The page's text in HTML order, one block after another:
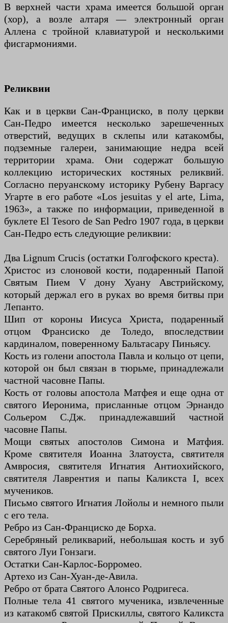
В верхней части храма имеется большой орган
(хор), а возле алтаря — электронный орган
Аллена с тройной клавиатурой и несколькими
фисгармониями.
Реликвии
Как и в церкви Сан-Франциско, в полу церкви
Сан-Педро имеется несколько зарешеченных
отверстий, ведущих в склепы или катакомбы,
подземные галереи, занимающие недра всей
территории храма. Они содержат большую
коллекцию исторических костяных реликвий.
Согласно перуанскому историку Рубену Варгасу
Угарте в его работе «Los jesuitas y el arte, Lima,
1963», а также по информации, приведенной в
буклете El Tesoro de San Pedro 1907 года, в церкви
Сан-Педро есть следующие реликвии:
Два Lignum Crucis (остатки Голгофского креста).
Христос из слоновой кости, подаренный Папой
Святым Пием V дону Хуану Австрийскому,
который держал его в руках во время битвы при
Лепанто.
Шип от короны Иисуса Христа, подаренный
отцом Франсиско де Толедо, впоследствии
кардиналом, поверенному Бальтасару Пиньясу.
Кость из голени апостола Павла и кольцо от цепи,
которой он был связан в тюрьме, принадлежали
частной часовне Папы.
Кость от головы апостола Матфея и еще одна от
святого Иеронима, присланные отцом Эрнандо
Сольером С.Дж. принадлежавший частной
часовне Папы.
Мощи святых апостолов Симона и Матфия.
Кроме святителя Иоанна Златоуста, святителя
Амвросия, святителя Игнатия Антиохийского,
святителя Лаврентия и папы Каликста I, всех
мучеников.
Письмо святого Игнатия Лойолы и немного пыли
с его тела.
Ребро из Сан-Франциско де Борха.
Серебряный реликварий, небольшая кость и зуб
святого Луи Гонзаги.
Остатки Сан-Карлос-Борромео.
Артехо из Сан-Хуан-де-Авила.
Ребро от брата Святого Алонсо Родригеса.
Полные тела 41 святого мученика, извлеченные
из катакомб святой Прискиллы, святого Каликста